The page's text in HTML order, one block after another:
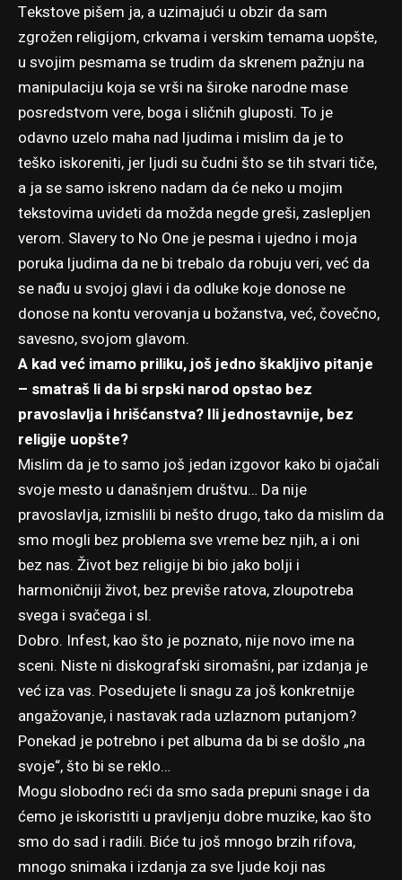
Tekstove pišem ja, a uzimajući u obzir da sam
zgrožen religijom, crkvama i verskim temama uopšte,
u svojim pesmama se trudim da skrenem pažnju na
manipulaciju koja se vrši na široke narodne mase
posredstvom vere, boga i sličnih gluposti. To je
odavno uzelo maha nad ljudima i mislim da je to
teško iskoreniti, jer ljudi su čudni što se tih stvari tiče,
a ja se samo iskreno nadam da će neko u mojim
tekstovima uvideti da možda negde greši, zaslepljen
verom. Slavery to No One je pesma i ujedno i moja
poruka ljudima da ne bi trebalo da robuju veri, već da
se nađu u svojoj glavi i da odluke koje donose ne
donose na kontu verovanja u božanstva, već, čovečno,
savesno, svojom glavom.
A kad već imamo priliku, još jedno škakljivo pitanje
– smatraš li da bi srpski narod opstao bez
pravoslavlja i hrišćanstva? Ili jednostavnije, bez
religije uopšte?
Mislim da je to samo još jedan izgovor kako bi ojačali
svoje mesto u današnjem društvu… Da nije
pravoslavlja, izmislili bi nešto drugo, tako da mislim da
smo mogli bez problema sve vreme bez njih, a i oni
bez nas. Život bez religije bi bio jako bolji i
harmoničniji život, bez previše ratova, zloupotreba
svega i svačega i sl.
Dobro. Infest, kao što je poznato, nije novo ime na
sceni. Niste ni diskografski siromašni, par izdanja je
već iza vas. Posedujete li snagu za još konkretnije
angažovanje, i nastavak rada uzlaznom putanjom?
Ponekad je potrebno i pet albuma da bi se došlo „na
svoje“, što bi se reklo…
Mogu slobodno reći da smo sada prepuni snage i da
ćemo je iskoristiti u pravljenju dobre muzike, kao što
smo do sad i radili. Biće tu još mnogo brzih rifova,
mnogo snimaka i izdanja za sve ljude koji nas